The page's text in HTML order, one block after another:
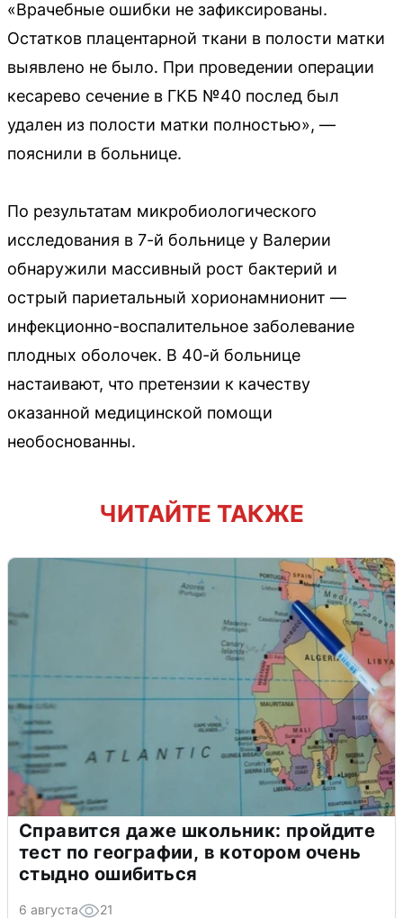
«Врачебные ошибки не зафиксированы.
Остатков плацентарной ткани в полости матки
выявлено не было. При проведении операции
кесарево сечение в ГКБ №40 послед был
удален из полости матки полностью», —
пояснили в больнице.
По результатам микробиологического
исследования в 7-й больнице у Валерии
обнаружили массивный рост бактерий и
острый париетальный хорионамнионит —
инфекционно-воспалительное заболевание
плодных оболочек. В 40-й больнице
настаивают, что претензии к качеству
оказанной медицинской помощи
необоснованны.
ЧИТАЙТЕ ТАКЖЕ
Справится даже школьник: пройдите
тест по географии, в котором очень
стыдно ошибиться
6 августа 21